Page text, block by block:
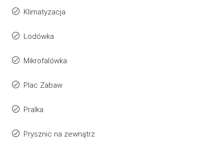
Klimatyzacja
Lodówka
Mikrofalówka
Plac Zabaw
Pralka
Prysznic na zewnątrz